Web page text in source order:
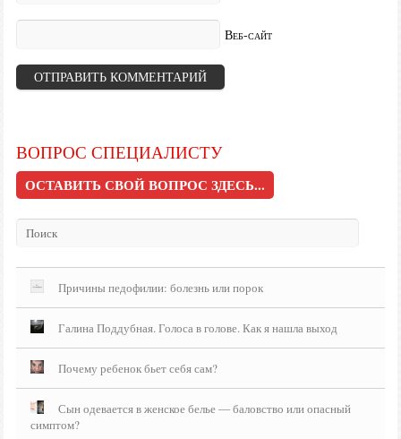
Веб-сайт
ВОПРОС СПЕЦИАЛИСТУ
ОСТАВИТЬ СВОЙ ВОПРОС ЗДЕСЬ...
Причины педофилии: болезнь или порок
Галина Поддубная. Голоса в голове. Как я нашла выход
Почему ребенок бьет себя сам?
Сын одевается в женское белье — баловство или опасный
симптом?